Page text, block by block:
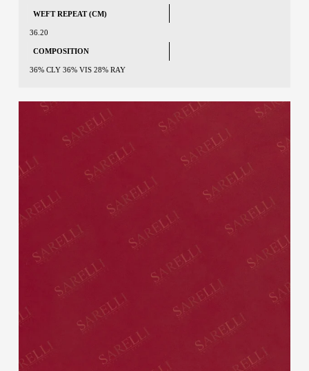
WEFT REPEAT (CM)
36.20
COMPOSITION
36% CLY 36% VIS 28% RAY